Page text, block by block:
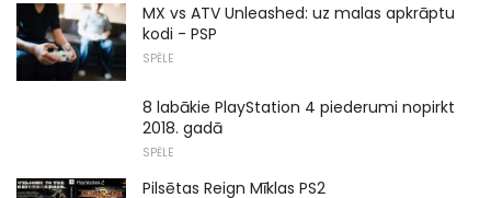
MX vs ATV Unleashed: uz malas apkrāptu
kodi - PSP
SPĒLE
8 labākie PlayStation 4 piederumi nopirkt
2018. gadā
SPĒLE
Pilsētas Reign Mīklas PS2